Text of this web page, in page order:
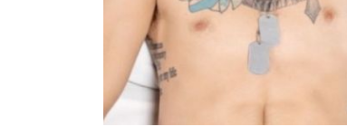
Les films du week-end sur
NOUVEAUTÉ - Samedi
Voici cinq nouvelles
des couples se laissent filmer !